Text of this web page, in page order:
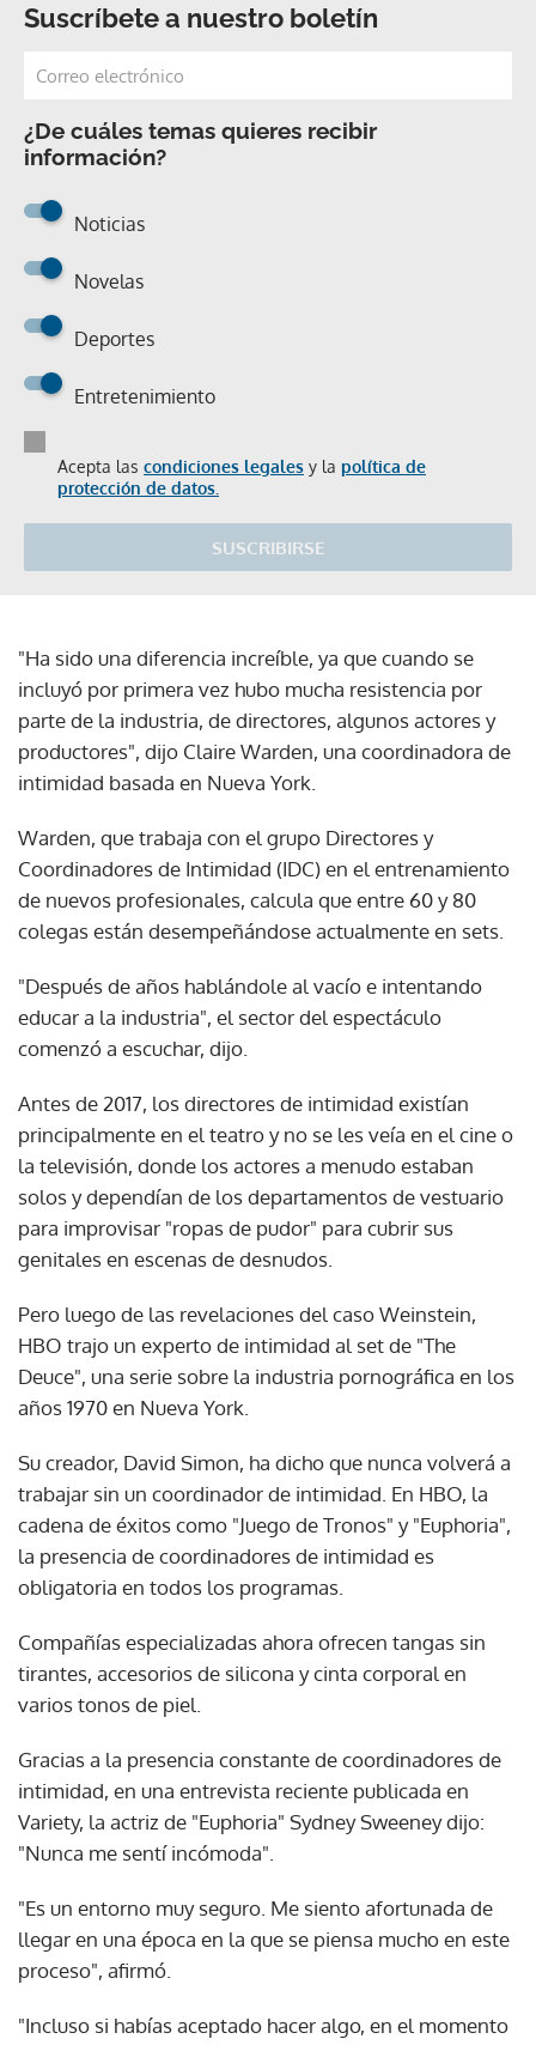
Suscríbete a nuestro boletín
¿De cuáles temas quieres recibir
información?
Noticias
Novelas
Deportes
Entretenimiento
Acepta las condiciones legales y la política de
protección de datos.
SUSCRIBIRSE
"Ha sido una diferencia increíble, ya que cuando se
incluyó por primera vez hubo mucha resistencia por
parte de la industria, de directores, algunos actores y
productores", dijo Claire Warden, una coordinadora de
intimidad basada en Nueva York.
Warden, que trabaja con el grupo Directores y
Coordinadores de Intimidad (IDC) en el entrenamiento
de nuevos profesionales, calcula que entre 60 y 80
colegas están desempeñándose actualmente en sets.
"Después de años hablándole al vacío e intentando
educar a la industria", el sector del espectáculo
comenzó a escuchar, dijo.
Antes de 2017, los directores de intimidad existían
principalmente en el teatro y no se les veía en el cine o
la televisión, donde los actores a menudo estaban
solos y dependían de los departamentos de vestuario
para improvisar "ropas de pudor" para cubrir sus
genitales en escenas de desnudos.
Pero luego de las revelaciones del caso Weinstein,
HBO trajo un experto de intimidad al set de "The
Deuce", una serie sobre la industria pornográfica en los
años 1970 en Nueva York.
Su creador, David Simon, ha dicho que nunca volverá a
trabajar sin un coordinador de intimidad. En HBO, la
cadena de éxitos como "Juego de Tronos" y "Euphoria",
la presencia de coordinadores de intimidad es
obligatoria en todos los programas.
Compañías especializadas ahora ofrecen tangas sin
tirantes, accesorios de silicona y cinta corporal en
varios tonos de piel.
Gracias a la presencia constante de coordinadores de
intimidad, en una entrevista reciente publicada en
Variety, la actriz de "Euphoria" Sydney Sweeney dijo:
"Nunca me sentí incómoda".
"Es un entorno muy seguro. Me siento afortunada de
llegar en una época en la que se piensa mucho en este
proceso", afirmó.
"Incluso si habías aceptado hacer algo, en el momento